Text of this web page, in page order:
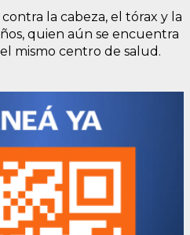
la cabeza, el tórax y la
quien aún se encuentra
mismo centro de salud.